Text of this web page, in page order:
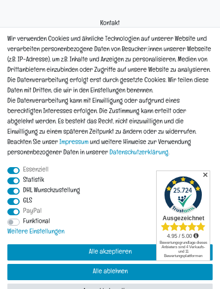
Kontakt
Reklamation
Informationen
Hinweis zur Entsorgung von Altbaterien
*Teil-Widerruf
Impressum Daten­schutz­erklärung Widerrufs­recht
© Copyright 2026 | Alle Rechte vorbehalten.
Wir verwenden Cookies und ähnliche Technologien auf unserer Website und
verarbeiten personenbezogene Daten von Besucher:innen unserer Webseite
(z.B. IP-Adresse), um z.B. Inhalte und Anzeigen zu personalisieren, Medien von
Drittanbietern einzubinden oder Zugriffe auf unsere Website zu analysieren.
Die Datenverarbeitung erfolgt erst durch gesetzte Cookies. Wir teilen diese
Daten mit Dritten, die wir in den Einstellungen benennen.
Die Datenverarbeitung kann mit Einwilligung oder aufgrund eines
berechtigten Interesses erfolgen. Die Zustimmung kann erteilt oder
abgelehnt werden. Es besteht das Recht, nicht einzuwilligen und die
Einwilligung zu einem späteren Zeitpunkt zu ändern oder zu widerrufen.
Beachten Sie unser Impressum und weitere Hinweise zur Verwendung
personenbezogener Daten in unserer Daten­schutz­erklärung.
Essenziell
Statistik
DHL Wunschzustellung
GLS
PayPal
Funktional
Weitere Einstellungen
Alle akzeptieren
Alle ablehnen
✕